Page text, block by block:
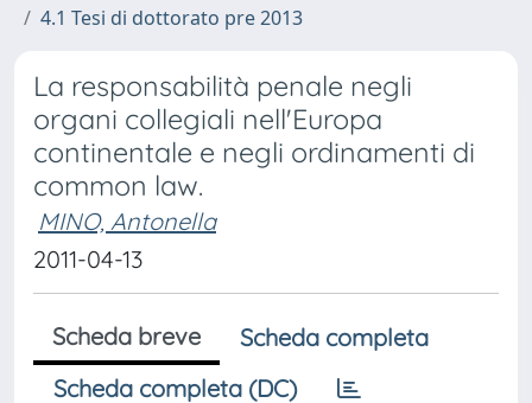
4.1 Tesi di dottorato pre 2013
La responsabilità penale negli
organi collegiali nell'Europa
continentale e negli ordinamenti di
common law.
MINO, Antonella
2011-04-13
Scheda breve
Scheda completa
Scheda completa (DC)